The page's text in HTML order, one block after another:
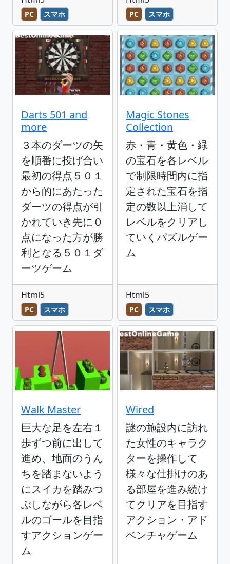
PC スマホ PC スマホ
Darts 501 and
more
３本のダーツの矢
を順番に投げ合い
最初の得点５０１
から的にあたった
ダーツの得点が引
かれていき先に０
点になった方が勝
利となる５０１ダ
ーツゲーム
Html5
PC スマホ
Magic Stones
Collection
赤・青・黄色・緑
の宝石を各レベル
で制限時間内に指
定された宝石を指
定の数以上消して
レベルをクリアし
ていくパズルゲー
ム
Html5
PC スマホ
Walk Master
巨大な足を左右１
歩ずつ前に出して
進め、地面のうん
ちを踏まないよう
にスイカを踏みつ
ぶしながら各レベ
ルのゴールを目指
すアクションゲー
ム
Wired
謎の施設内に訪れ
た女性のキャラク
ターを操作して
様々な仕掛けのあ
る部屋を進み続け
てクリアを目指す
アクション・アド
ベンチャゲーム